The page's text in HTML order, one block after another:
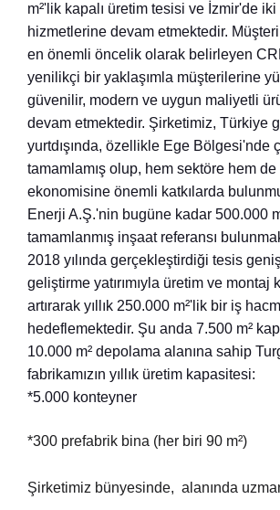
m²'lik kapalı üretim tesisi ve İzmir'de
hizmetlerine devam etmektedir.
en önemli öncelik olarak belirleyen
yenilikçi bir yaklaşımla müşterilerine
güvenilir, modern ve uygun maliyetli
devam etmektedir. Şirketimiz, Türkiye
yurtdışında, özellikle Ege Bölgesi'nde
tamamlamış olup, hem sektöre hem
ekonomisine önemli katkılarda
Enerji A.Ş.'nin bugüne kadar 500.000
tamamlanmış inşaat referansı
2018 yılında gerçekleştirdiği tesis
geliştirme yatırımıyla üretim ve montaj
artırarak yıllık 250.000 m²'lik bir iş
hedeflemektedir. Şu anda 7.500 m²
10.000 m² depolama alanına sahip
fabrikamızın yıllık üretim kapasitesi:
*5.000 konteyner
*300 prefabrik bina (her biri 90 m²)
Şirketimiz bünyesinde, alanında